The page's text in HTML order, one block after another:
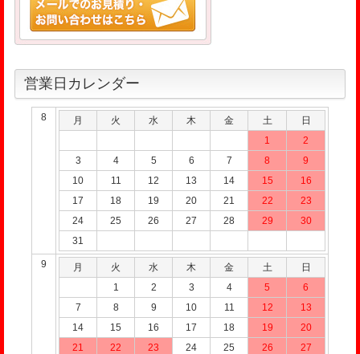
営業日カレンダー
8 月 火 水 木 金 土
日
1
2
3
4 5 6 7 8
9
10
11 12 13 14 15
16
17
18 19 20 21 22
23
24
25 26 27 28 29
30
31
9 月 火 水 木 金 土
日
1
2 3 4 5
6
7
8 9 10 11 12
13
14
15 16 17 18 19
20
21
22 23 24 25 26
27